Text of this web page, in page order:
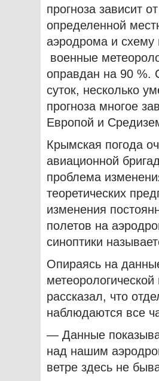
прогноза зависит
определенной
аэродрома и схему
военные
оправдан на 90 %.
суток, несколько
прогноза многое
Европой и
Крымская погода
авиационной
проблема
теоретических
изменения
полетов на
синоптики
Опираясь на
рассказал, что
наблюдаются все
— Данные
над нашим
ветре здесь не